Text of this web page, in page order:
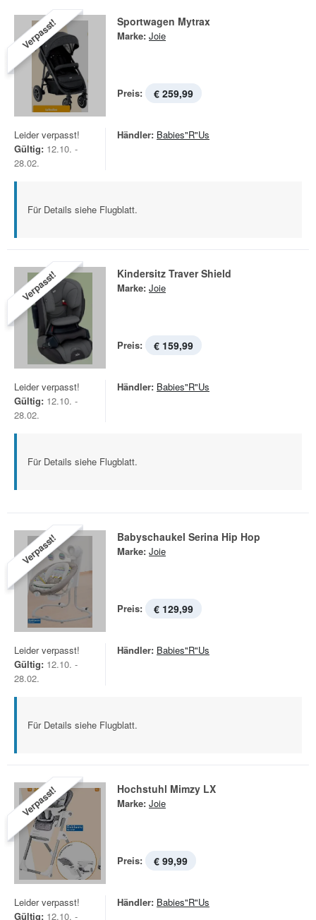
Verpasst! Sportwagen Mytrax
Marke: Joie
Preis: € 259,99
Leider verpasst!
Gültig: 12.10. -
28.02.
Händler: Babies"R"Us
Für Details siehe Flugblatt.
Verpasst! Kindersitz Traver Shield
Marke: Joie
Preis: € 159,99
Leider verpasst!
Gültig: 12.10. -
28.02.
Händler: Babies"R"Us
Für Details siehe Flugblatt.
Verpasst! Babyschaukel Serina Hip Hop
Marke: Joie
Preis: € 129,99
Leider verpasst!
Gültig: 12.10. -
28.02.
Händler: Babies"R"Us
Für Details siehe Flugblatt.
Verpasst! Hochstuhl Mimzy LX
Marke: Joie
Preis: € 99,99
Leider verpasst!
Gültig: 12.10. -
Händler: Babies"R"Us